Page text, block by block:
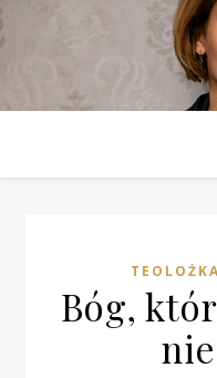
Bóg,